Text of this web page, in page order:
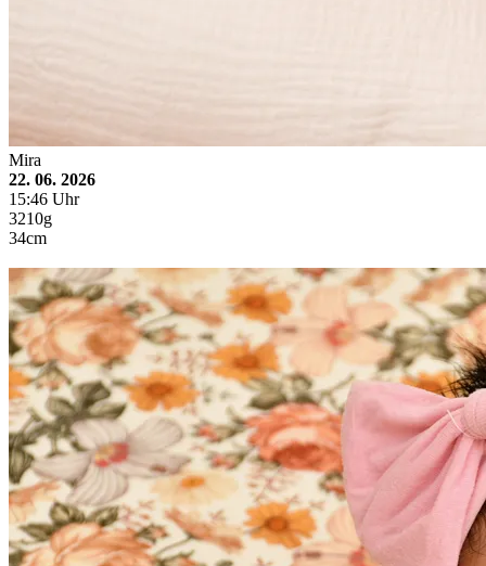
Mira
22. 06. 2026
15:46 Uhr
3210g
34cm